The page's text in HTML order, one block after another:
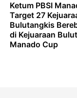
Ketum PBSI
Target 27
Bulutangkis
di Kejuaraan
Manado Cup